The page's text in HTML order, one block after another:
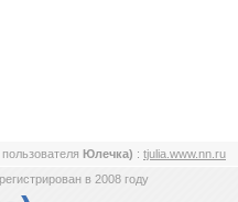
Юлечка) : tjulia.www.nn.ru
в 2008 году